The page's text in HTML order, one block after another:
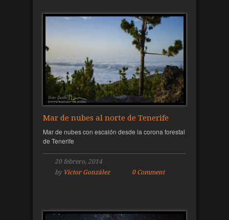
Mar de nubes al norte de Tenerife
Mar de nubes con escalón desde la corona forestal
de Tenerife
20 febrero, 2014
by Víctor González 0 Comment